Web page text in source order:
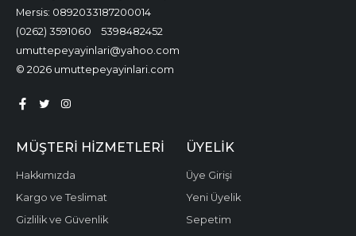
Mersis: 0892033187200014
(0262) 3591060
5398482452
umuttepeyayinlari@yahoo.com
© 2026 umuttepeyayinlari.com
MÜŞTERI HIZMETLERI
Hakkımızda
Kargo ve Teslimat
Gizlilik ve Güvenlik
ÜYELIK
Üye Girişi
Yeni Üyelik
Sepetim